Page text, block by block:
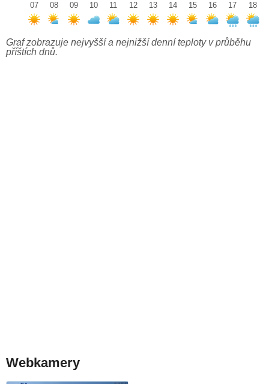
07
08
09
10
11
12
13
14
15
16
17
18
Graf zobrazuje nejvyšší a nejnižší denní teploty v průběhu
příštích dnů.
Webkamery